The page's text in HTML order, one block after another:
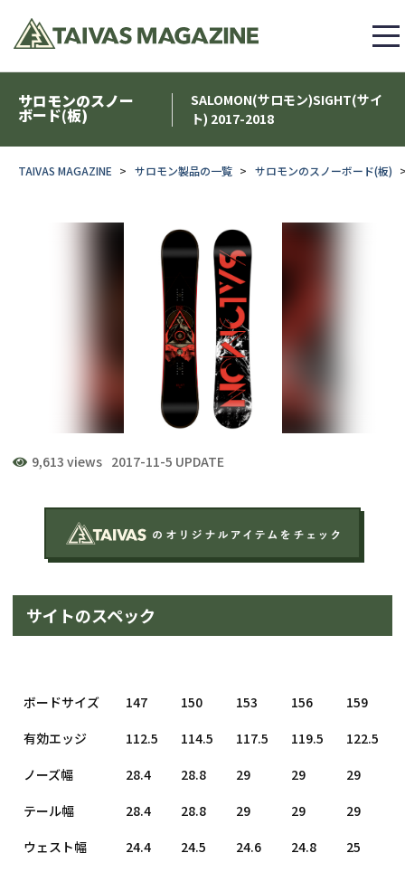
サロモンのスノー
ボード(板)
SALOMON(サロモン)SIGHT(サイ
ト) 2017-2018
TAIVAS MAGAZINE サロモン製品の一覧 サロモンのスノーボード(板)
9,613 views 2017-11-5 UPDATE
サイトのスペック
ボードサイズ 147 150 153 156
159
有効エッジ
112.5 114.5 117.5 119.5
122.5
ノーズ幅
28.4 28.8 29 29
29
テール幅
28.4 28.8 29 29
29
ウェスト幅
24.4 24.5 24.6 24.8
25